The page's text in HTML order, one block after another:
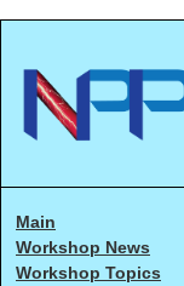
Main
Workshop News
Workshop Topics